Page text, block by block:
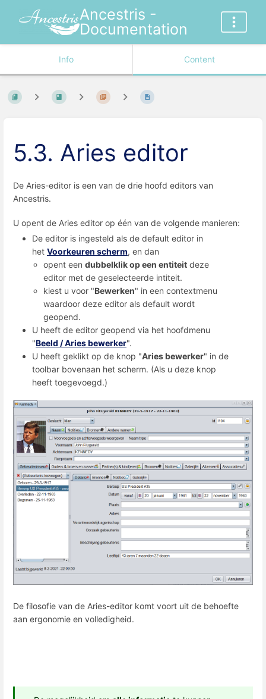
Ancestris -
Documentation
Info Content
5.3. Aries editor
De Aries-editor is een van de drie hoofd editors van
Ancestris.
U opent de Aries editor op één van de volgende manieren:
De editor is ingesteld als de default editor in
het Voorkeuren scherm, en dan
opent eendubbelklik op een entiteit deze
editor met de geselecteerde intiteit.
kiest u voor "Bewerken" in een contextmenu
waardoor deze editor als default wordt
geopend.
U heeft de editor geopend via het hoofdmenu
"Beeld / Aries bewerker".
U heeft geklikt op de knop "Aries bewerker" in de
toolbar bovenaan het scherm. (Als u deze knop
heeft toegevoegd.)
De filosofie van de Aries-editor komt voort uit de behoefte
aan ergonomie en volledigheid.